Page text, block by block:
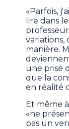
«Parfois,
lire dans
variations,
manière.
une prise
que la
en réalité
Et même
«ne
pas un